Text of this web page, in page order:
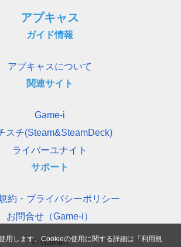
アプキャス
ガイド情報
アプキャスについて
関連サイト
Game-i
スチ(Steam&SteamDeck)
ライバーユナイト
サポート
約・プライバシーポリシー
お問合せ（Game-i）
© Game-i
用します。Cookieの使用に関する詳細は「利用規